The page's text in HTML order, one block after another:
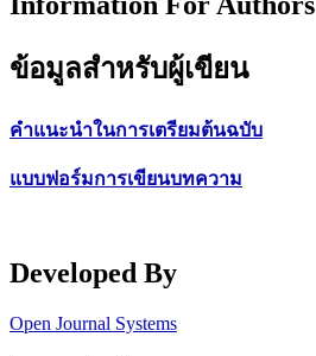
ข้อมูลสำหรับผู้เขียน
คำแนะนำในการเตรียมต้นฉบับ
แบบฟอร์มการเขียนบทความ
Developed By
Open Journal Systems